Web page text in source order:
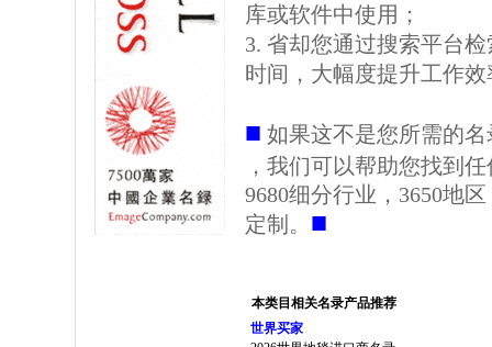
库或软件中使用；
3. 省却您通过搜索平台
时间，大幅度提升工作效
■ 如果这不是您所需的
，我们可以帮助您找到
9680细分行业，3650地
定制。 ■
本类目相关名录产品推荐
世界买家